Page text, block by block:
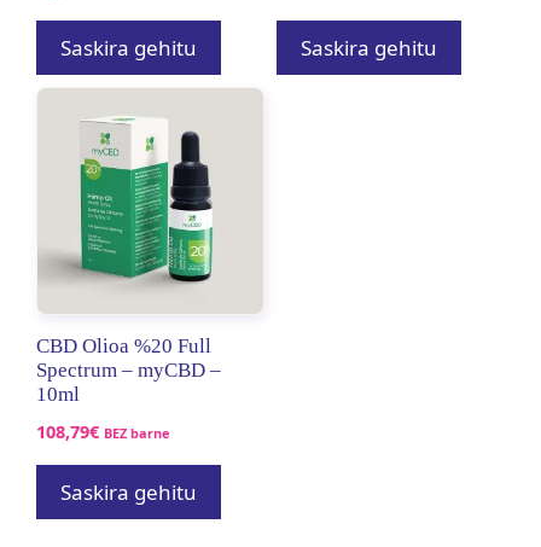
Saskira gehitu Saskira gehitu
CBD Olioa %20 Full
Spectrum – myCBD –
10ml
108,79€ BEZ barne
Saskira gehitu